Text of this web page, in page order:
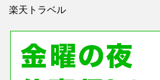
楽天トラベル